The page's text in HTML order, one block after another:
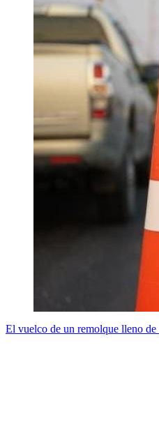
El vuelco de un remolque lleno